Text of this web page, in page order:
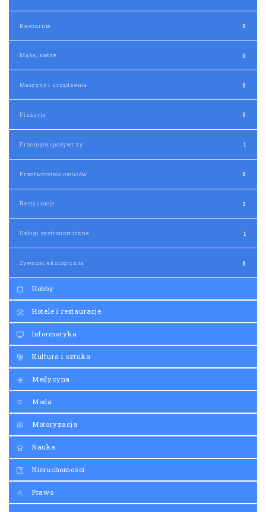
Kawiarnie 0
Mąka, kasze 0
Maszyny i urządzenia 0
Pizzerie 0
Przemysł spożywczy 1
Przetwórstwo owoców 0
Restauracje 3
Usługi gastronomiczne 1
Żywność ekologiczna 0
Hobby
Hotele i restauracje
Informatyka
Kultura i sztuka
Medycyna
Moda
Motoryzacja
Nauka
Nieruchomości
Prawo